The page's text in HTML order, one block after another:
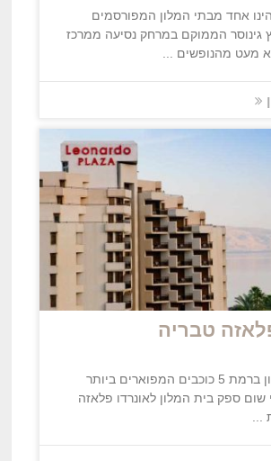
הינו אחד מבתי המלון המפורסמים
גינוסר הממוקם במרחק נסיעה ממרכז
מעט מהנופשים ...
טבריה
אחד מבתי המלון ברמת 5 כוכבים המפוארים ביותר
שום ספק בית המלון לאונרדו פלאזה